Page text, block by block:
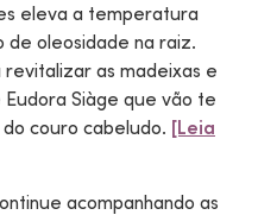
eleva a temperatura
oleosidade na raiz.
as madeixas e
Siàge que vão te
couro cabeludo. [Leia
acompanhando as